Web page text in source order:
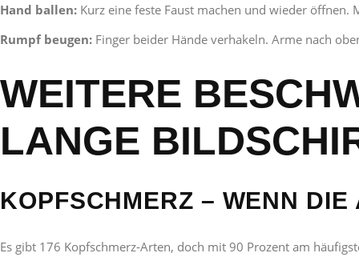
Hand ballen: Kurz eine feste Faust machen und wieder öffnen.
Rumpf beugen: Finger beider Hände verhakeln. Arme nach
WEITERE
LANGE
KOPFSCHMERZ – WENN
Es gibt 176 Kopfschmerz-Arten, doch mit 90 Prozent am